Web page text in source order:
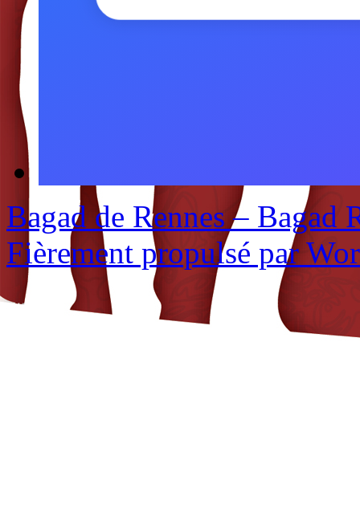
Bagad de Rennes – Bagad
Fièrement propulsé par